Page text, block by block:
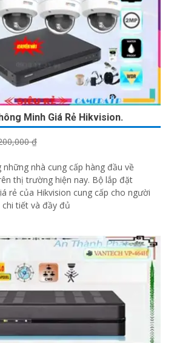
Minh Giá Rẻ Hikvision.
₫
nhà cung cấp hàng đầu về
hiện nay. Bộ lắp đặt
rẻ của Hikvision cung cấp cho người
tiết và đầy đủ